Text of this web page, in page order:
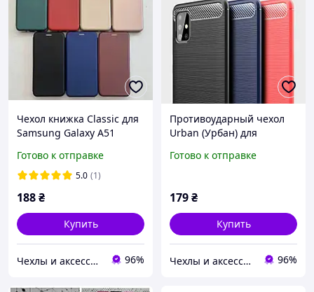
Чехол книжка Classic для
Samsung Galaxy A51
Готово к отправке
5.0 (1)
188₴
Купить
Чехлы и аксессуары | Mob4 96%
Противоударный чехол
Urban (Урбан) для
A51
Готово к отправке
179₴
Купить
Чехлы и аксессуары | Mob4 96%